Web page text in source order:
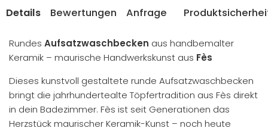
Details Bewertungen Anfrage
Rundes Aufsatzwaschbecken aus handbemalter
Keramik – maurische Handwerkskunst aus Fès
Dieses kunstvoll gestaltete runde Aufsatzwaschbecken
bringt die jahrhundertealte Töpfertradition aus Fès direkt
in dein Badezimmer. Fès ist seit Generationen das
Herzstück maurischer Keramik-Kunst – noch heute